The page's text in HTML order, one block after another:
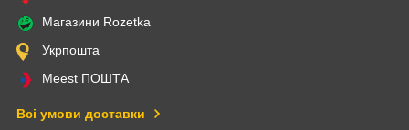
Магазини Rozetka
Укрпошта
Meest ПОШТА
Всі умови доставки